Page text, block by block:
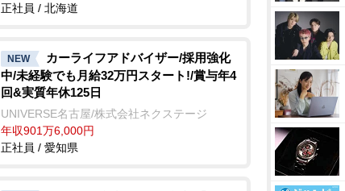
正社員 / 北海道
NEW
カーライフアドバイザー/採用強化
中/未経験でも月給32万円スタート!/賞与年4
回&実質年休125日
UNIVERSE名古屋/株式会社ネクステージ
年収901万6,000円
正社員 / 愛知県